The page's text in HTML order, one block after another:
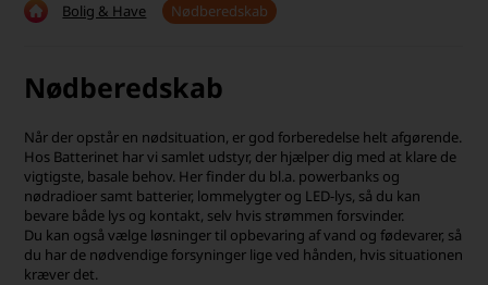
Fri fragt over 499,-
30 dages returret
Tlf. er lukket uge 27-32
Høj kundetilfredshed
Bolig & Have Nødberedskab
Nødberedskab
Når der opstår en nødsituation, er god forberedelse helt afgørende.
Hos Batterinet har vi samlet udstyr, der hjælper dig med at klare de
vigtigste, basale behov. Her finder du bl.a. powerbanks og
nødradioer samt batterier, lommelygter og LED-lys, så du kan
bevare både lys og kontakt, selv hvis strømmen forsvinder.
Du kan også vælge løsninger til opbevaring af vand og fødevarer, så
du har de nødvendige forsyninger lige ved hånden, hvis situationen
kræver det.